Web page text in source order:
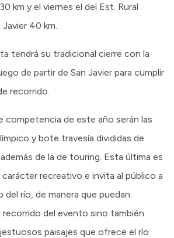
km y el viernes el del Est. Rural
40 km.
tendrá su tradicional cierre con la
de partir de San Javier para cumplir
recorrido.
competencia de este año serán las
y bote travesía divididas de
de la de touring. Esta última es
recreativo e invita al público a
del río, de manera que puedan
del evento sino también
paisajes que ofrece el río